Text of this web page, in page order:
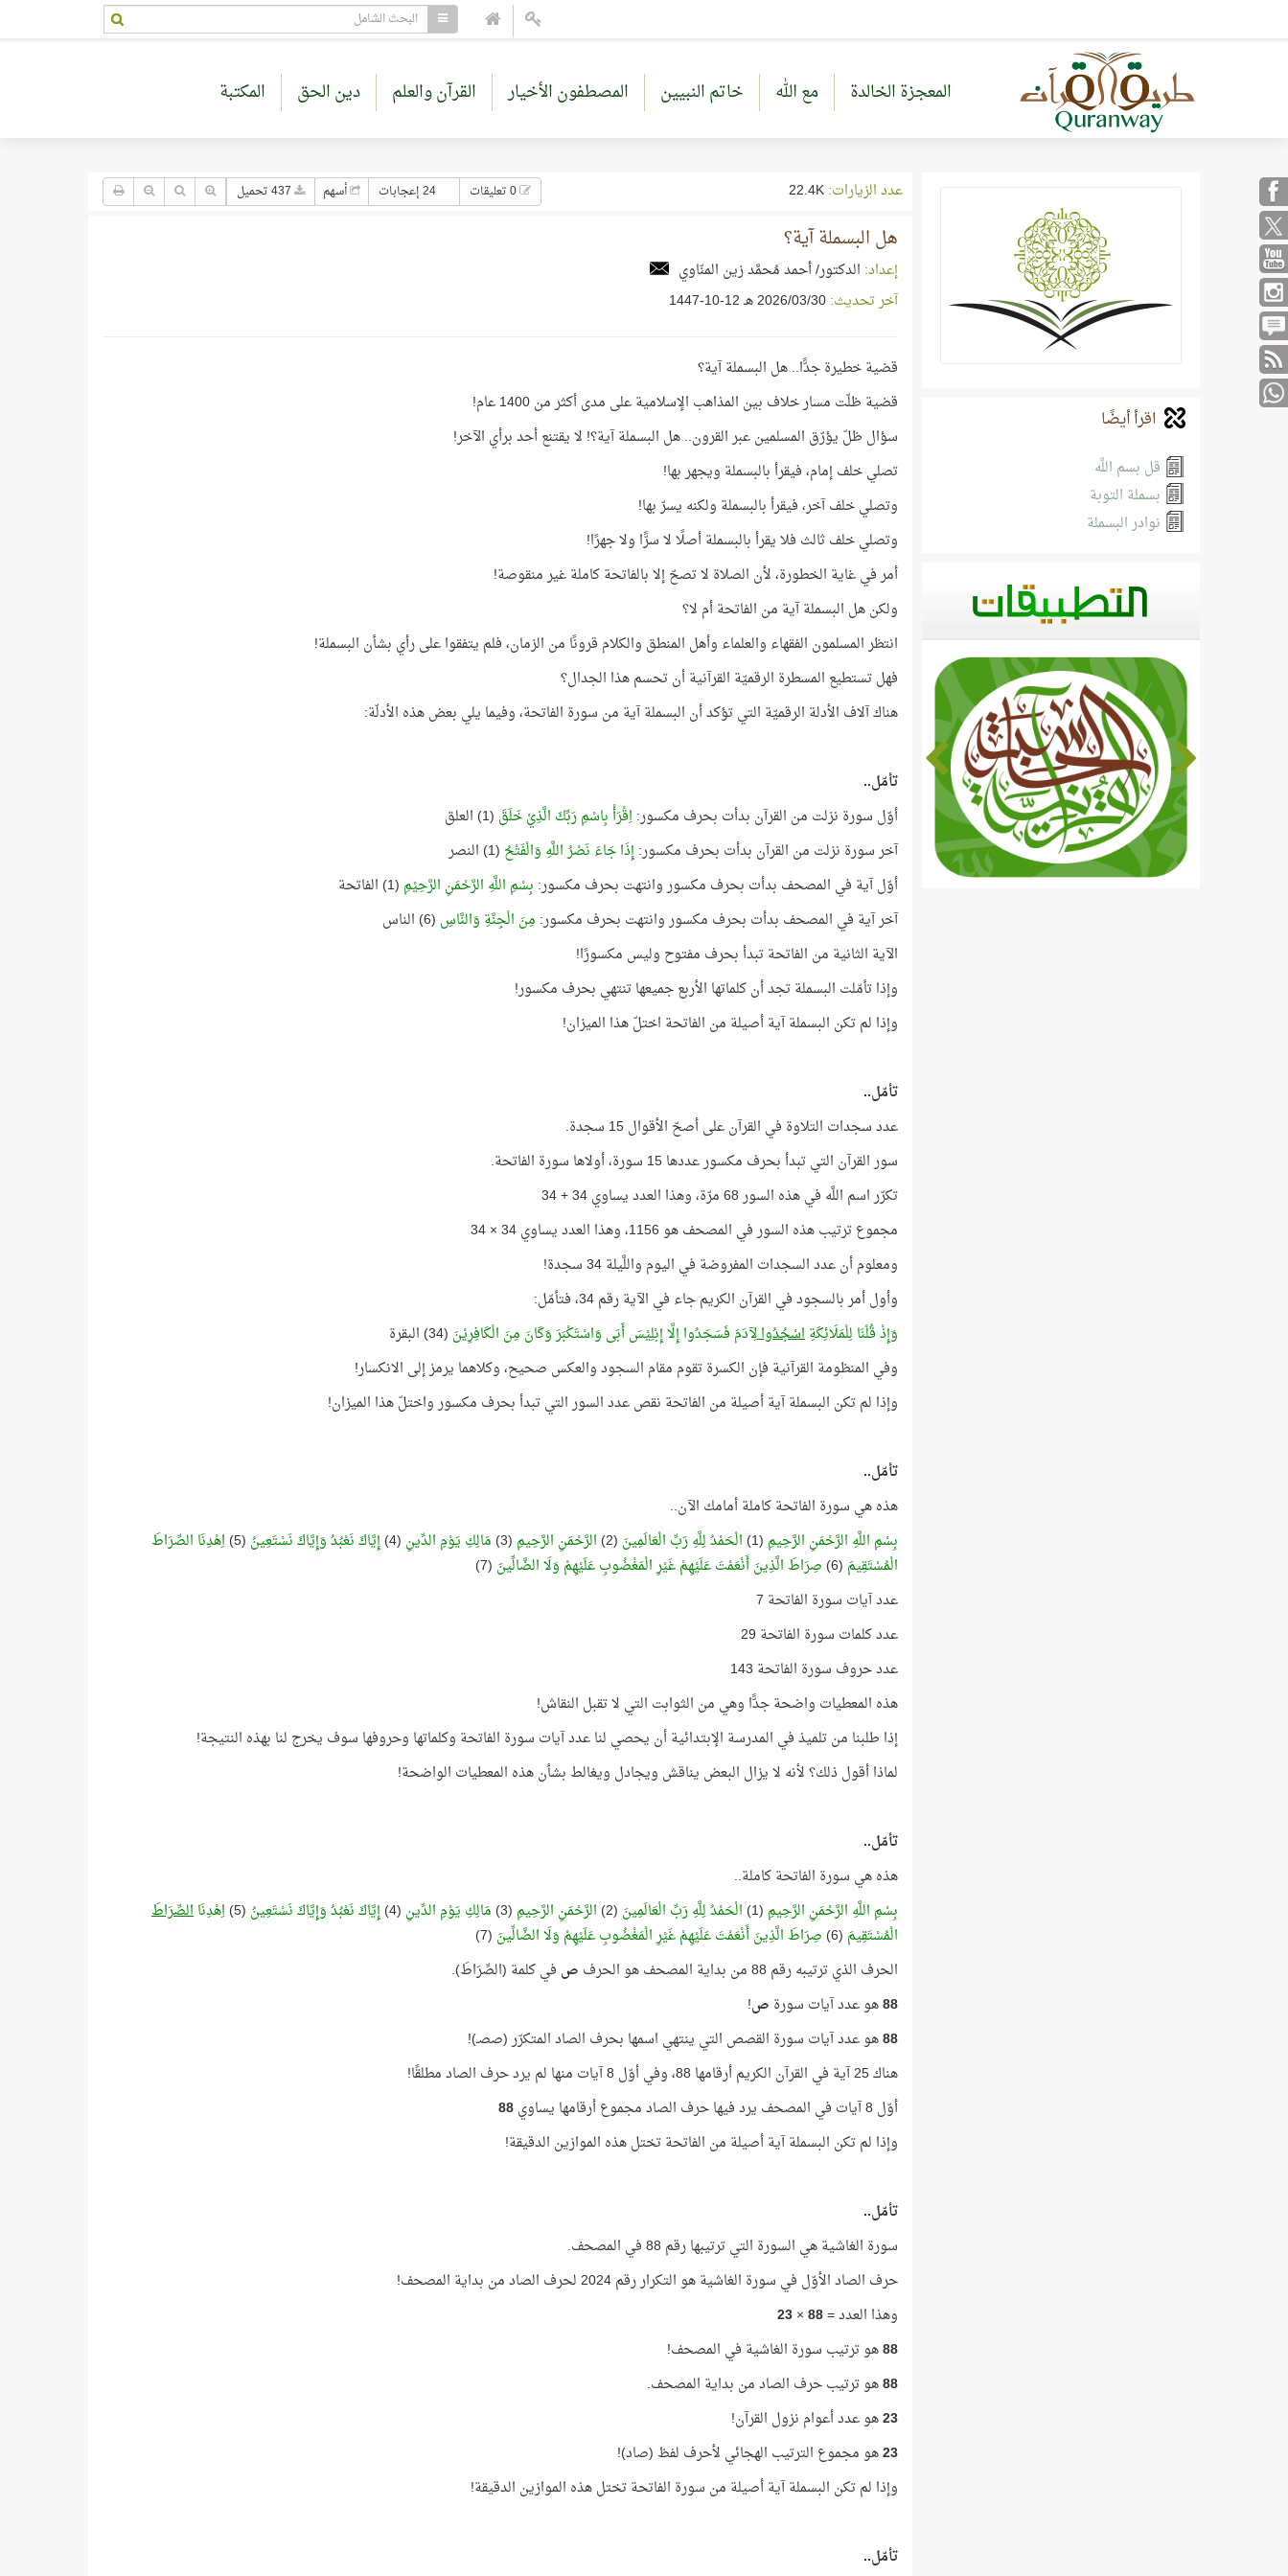
المعجزة الخالدة مع الله خاتم النبيين المصطفون الأخيار القرآن والعلم دين الحق المكتبة
اقرأ أيضًا
قل بسم اللَّه
بسملة التوبة
نوادر البسملة
عدد الزيارات: 24 إعجابات أسهم
هل البسملة آية؟
إعداد: الدكتور/ أحمد مُحمَّد زين المنّاوي
آخر تحديث:30‏/03‏/2026 هـ 12-10-1447
قضية خطيرة جدًّا.. هل البسملة آية؟
قضية ظلّت مسار خلاف بين المذاهب الإسلامية على مدى أكثر من 1400 عام!
سؤال ظلّ يؤرّق المسلمين عبر القرون.. هل البسملة آية؟! لا يقتنع أحد برأي الآخر!
تصلي خلف إمام، فيقرأ بالبسملة ويجهر بها!
وتصلي خلف آخر، فيقرأ بالبسملة ولكنه يسرّ بها!
وتصلي خلف ثالث فلا يقرأ بالبسملة أصلًا لا سرًّا ولا جهرًا!
أمر في غاية الخطورة، لأن الصلاة لا تصحّ إلا بالفاتحة كاملة غير منقوصة!
ولكن هل البسملة آية من الفاتحة أم لا؟
انتظر المسلمون الفقهاء والعلماء وأهل المنطق والكلام قرونًا من الزمان، فلم يتفقوا على رأي بشأن البسملة!
فهل تستطيع المسطرة الرقميّة القرآنية أن تحسم هذا الجدال؟
هناك آلاف الأدلة الرقميّة التي تؤكد أن البسملة آية من سورة الفاتحة، وفيما يلي بعض هذه الأدلّة:
تأمّل..
أوّل سورة نزلت من القرآن بدأت بحرف مكسور:اِقْرَأْ بِاسْمِ رَبِّكَ الَّذِيْ خَلَقَ (1) العلق
آخر سورة نزلت من القرآن بدأت بحرف مكسور:إِذَا جَاءَ نَصْرُ اللَّهِ وَالْفَتْحُ (1) النصر
أوّل آية في المصحف بدأت بحرف مكسور وانتهت بحرف مكسور: بِسْمِ اللَّهِ الرَّحْمَنِ الرَّحِيْمِ (1) الفاتحة
آخر آية في المصحف بدأت بحرف مكسور وانتهت بحرف مكسور: مِنَ الْجِنَّةِ وَالنَّاسِ (6) الناس
الآية الثانية من الفاتحة تبدأ بحرف مفتوح وليس مكسورًا!
وإذا تأمّلت البسملة تجد أن كلماتها الأربع جميعها تنتهي بحرف مكسور!
وإذا لم تكن البسملة آية أصيلة من الفاتحة اختلّ هذا الميزان!
تأمّل..
عدد سجدات التلاوة في القرآن على أصحّ الأقوال 15 سجدة.
سور القرآن التي تبدأ بحرف مكسور عددها 15 سورة، أولاها سورة الفاتحة.
تكرّر اسم اللَّه في هذه السور 68 مرّة، وهذا العدد يساوي 34 + 34
مجموع ترتيب هذه السور في المصحف هو 1156، وهذا العدد يساوي 34 × 34
ومعلوم أن عدد السجدات المفروضة في اليوم واللَّيلة 34 سجدة!
وأول أمر بالسجود في القرآن الكريم جاء في الآية رقم 34، فتأمّل:
وَإِذْ قُلْنَا لِلْمَلَائِكَةِاسْجُدُوالِآدَمَ فَسَجَدُوا إِلَّا إِبْلِيْسَ أَبَى وَاسْتَكْبَرَ وَكَانَ مِنَ الْكَافِرِيْنَ (34) البقرة
وفي المنظومة القرآنية فإن الكسرة تقوم مقام السجود والعكس صحيح، وكلاهما يرمز إلى الانكسار!
وإذا لم تكن البسملة آية أصيلة من الفاتحة نقص عدد السور التي تبدأ بحرف مكسور واختلّ هذا الميزان!
تأمّل..
هذه هي سورة الفاتحة كاملة أمامك الآن..
بِسْمِ اللَّهِ الرَّحْمَنِ الرَّحِيمِ (1) الْحَمْدُ لِلَّهِ رَبِّ الْعَالَمِينَ (2) الرَّحْمَنِ الرَّحِيمِ (3) مَالِكِ يَوْمِ الدِّينِ (4) إِيَّاكَ نَعْبُدُ وَإِيَّاكَ نَسْتَعِينُ (5)
اِهْدِنَا الصِّرَاطَ
الْمُسْتَقِيمَ (6) صِرَاطَ الَّذِينَ أَنْعَمْتَ عَلَيْهِمْ غَيْرِ الْمَغْضُوبِ عَلَيْهِمْ وَلَا الضَّالِّينَ (7)
عدد آيات سورة الفاتحة 7
عدد كلمات سورة الفاتحة 29
عدد حروف سورة الفاتحة 143
هذه المعطيات واضحة جدًّا وهي من الثوابت التي لا تقبل النقاش!
إذا طلبنا من تلميذ في المدرسة الإبتدائية أن يحصي لنا عدد آيات سورة الفاتحة وكلماتها وحروفها سوف يخرج لنا بهذه النتيجة!
لماذا أقول ذلك؟ لأنه لا يزال البعض يناقش ويجادل ويغالط بشأن هذه المعطيات الواضحة!
تأمّل..
هذه هي سورة الفاتحة كاملة..
بِسْمِ اللَّهِ الرَّحْمَنِ الرَّحِيمِ (1) الْحَمْدُ لِلَّهِ رَبِّ الْعَالَمِينَ (2) الرَّحْمَنِ الرَّحِيمِ (3) مَالِكِ يَوْمِ الدِّينِ (4) إِيَّاكَ نَعْبُدُ وَإِيَّاكَ نَسْتَعِينُ (5) اِهْدِنَاالصِّرَاطَ
الْمُسْتَقِيمَ (6) صِرَاطَ الَّذِينَ أَنْعَمْتَ عَلَيْهِمْ غَيْرِ الْمَغْضُوبِ عَلَيْهِمْ وَلَا الضَّالِّينَ (7)
الحرف الذي ترتيبه رقم 88 من بداية المصحف هو الحرف
ص في كلمة (الصِّرَاطَ).
88هو عدد آيات سورة ص!
88هو عدد آيات سورة القصص التي ينتهي اسمها بحرف الصاد المتكرّر (صصـ)!
هناك 25 آية في القرآن الكريم أرقامها 88، وفي أوّل 8 آيات منها لم يرد حرف الصاد مطلقًا!
أوّل 8 آيات في المصحف يرد فيها حرف الصاد مجموع أرقامها يساوي
88
وإذا لم تكن البسملة آية أصيلة من الفاتحة تختل هذه الموازين الدقيقة!
تأمّل..
سورة الغاشية هي السورة التي ترتيبها رقم 88 في المصحف.
حرف الصاد الأوّل في سورة الغاشية هو التكرار رقم 2024 لحرف الصاد من بداية المصحف!
وهذا العدد =88
×
23
88هو ترتيب سورة الغاشية في المصحف!
88هو ترتيب حرف الصاد من بداية المصحف.
23هو عدد أعوام نزول القرآن!
23هو مجموع الترتيب الهجائي لأحرف لفظ (صاد)!
وإذا لم تكن البسملة آية أصيلة من سورة الفاتحة تختل هذه الموازين الدقيقة!
تأمّل..